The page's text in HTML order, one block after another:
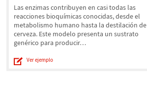
Las enzimas contribuyen en casi todas las
reacciones bioquímicas conocidas, desde el
metabolismo humano hasta la destilación de
cerveza. Este modelo presenta un sustrato
genérico para producir…
Ver ejemplo